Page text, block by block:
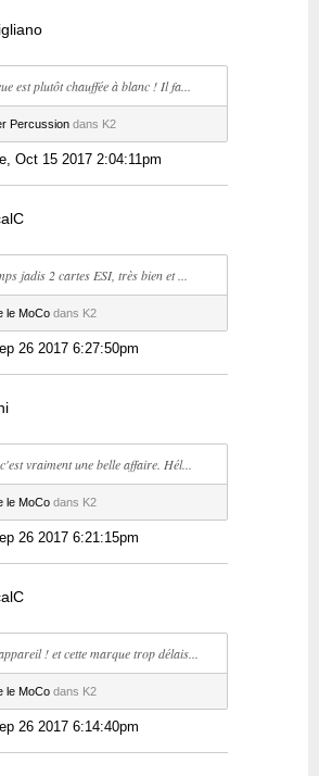
est plutôt chauffée à blanc ! Il fa...
Percussion dans K2
Oct 15 2017 2:04:11pm
jadis 2 cartes ESI, très bien et ...
le MoCo dans K2
26 2017 6:27:50pm
vraiment une belle affaire. Hél...
le MoCo dans K2
26 2017 6:21:15pm
! et cette marque trop délais...
le MoCo dans K2
26 2017 6:14:40pm